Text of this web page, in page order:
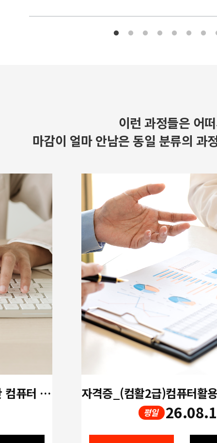
이런 과정들은 어
마감이 얼마 안남은 동일 분류의 과
[개강확정!! 오후] 중장년을 위한 컴퓨터 활용 실무(한글,엑셀,파워포인트)
평일